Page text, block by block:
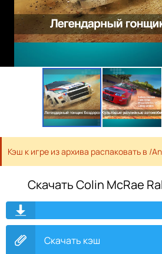
Кэш к игре из архива распаковать в /
Скачать Colin McRae
Скачать кэш